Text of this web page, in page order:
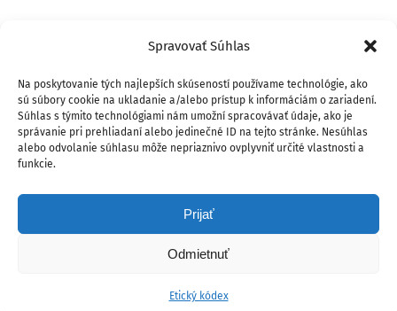
Spravovať Súhlas
Na poskytovanie tých najlepších skúseností používame technológie, ako
sú súbory cookie na ukladanie a/alebo prístup k informáciám o zariadení.
Súhlas s týmito technológiami nám umožní spracovávať údaje, ako je
správanie pri prehliadaní alebo jedinečné ID na tejto stránke. Nesúhlas
alebo odvolanie súhlasu môže nepriaznivo ovplyvniť určité vlastnosti a
funkcie.
Prijať
Odmietnuť
Etický kódex